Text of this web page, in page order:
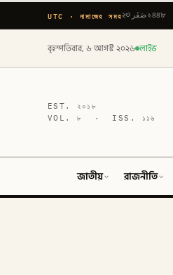
UTC · নামাজের সময় ২৩ صَفَر ১৪৪৮
বৃহস্পতিবার, ৬ আগস্ট ২০২৬ লাইভ
EST.২০১৮
VOL.৮ · ISS. ১১৬
জাতীয় রাজনীতি